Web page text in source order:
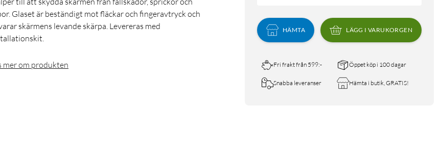
HÄMTA LÄGG I VARUKORGEN
Fri frakt från 599:- Öppet köp i 100 dagar
Snabba leveranser Hämta i butik, GRATIS!
Glaset är beständigt mot fläckar och fingeravtryck och
skärmens levande skärpa. Levereras med
mer om produkten